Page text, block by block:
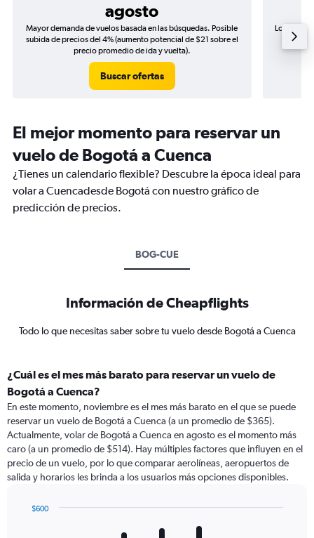
agosto
Mayor demanda de vuelos basada en las búsquedas. Posible
subida de precios del 4% (aumento potencial de $21 sobre el
precio promedio de ida y vuelta).
Buscar ofertas
Los
de
El mejor momento para reservar un
vuelo de Bogotá a Cuenca
¿Tienes un calendario flexible? Descubre la época ideal para
volar a Cuencadesde Bogotá con nuestro gráfico de
predicción de precios.
BOG-CUE
Información de Cheapflights
Todo lo que necesitas saber sobre tu vuelo desde Bogotá a Cuenca
¿Cuál es el mes más barato para reservar un vuelo de
Bogotá a Cuenca?
En este momento, noviembre es el mes más barato en el que se puede
reservar un vuelo de Bogotá a Cuenca (a un promedio de $365).
Actualmente, volar de Bogotá a Cuenca en agosto es el momento más
caro (a un promedio de $514). Hay múltiples factores que influyen en el
precio de un vuelo, por lo que comparar aerolíneas, aeropuertos de
salida y horarios les brinda a los usuarios más opciones disponibles.
$600